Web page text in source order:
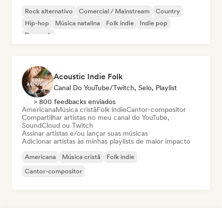
Rock alternativo Comercial / Mainstream
Country
Hip-hop
Música natalina Folk indie
Indie pop
Pop rock
Acoustic Indie Folk
Canal Do YouTube/Twitch, Selo, Playlist
> 800 feedbacks enviados
AmericanaMúsica cristãFolk indieCantor-compositor
Compartilhar artistas no meu canal do YouTube,
SoundCloud ou Twitch
Assinar artistas e/ou lançar suas músicas
Adicionar artistas às minhas playlists de maior impacto
Americana Música cristã
Folk indie
Cantor-compositor